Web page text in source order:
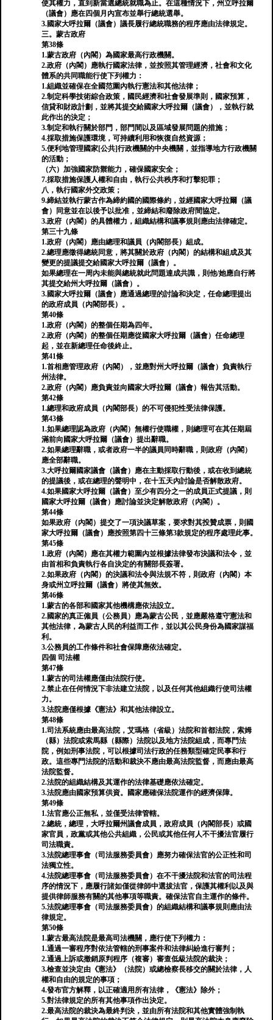
使其權力，直到新當選總統就職為止。在這種情況下，州立呼拉爾
（議會）應在四個月內宣布並舉行總統選舉。
3.國家大呼拉爾（議會）議長履行總統職務的程序應由法律規定。
三。蒙古政府
第38條
1.蒙古政府（內閣）為國家最高行政機關。
2.政府（內閣）應執行國家法律，並按照其管理經濟，社會和文化
體系的共同職能行使下列權力：
1.組織並確保在全國范圍內執行憲法和其他法律；
2.制定科學技術綜合政策，國民經濟和社會發展準則，國家預算，
信貸和財政計劃，並將其提交給國家大呼拉爾（議會），並執行就
此作出的決定；
3.制定和執行關於部門，部門間以及區域發展問題的措施；
4.採取措施保護環境，可持續利用和恢復自然資源；
5.便利地管理國家[公共]行政機關的中央機關，並指導地方行政機關
的活動；
（六）加強國家防禦能力，確保國家安全；
7.採取措施保護人權和自由，執行公共秩序和打擊犯罪；
八，執行國家外交政策；
9.締結並執行蒙古作為締約國的國際條約，並經國家大呼拉爾（議
會）同意並在以後予以批准，並締結和廢除政府間協定。
3.政府（內閣）的具體權力，組織結構和議事規則應由法律確定。
第三十九條
1.政府（內閣）應由總理和議員（內閣部長）組成。
2.總理應徵得總統同意，將其關於政府（內閣）的結構和組成及其
變更的提議提交給國家大呼拉爾（議會）。
如果總理在一周內未能與總統就此問題達成共識，則他/她應自行將
其提交給州大呼拉爾（議會）。
3.國家大呼拉爾（議會）應通過總理的討論和決定，任命總理提出
的政府成員（內閣部長）。
第40條
1.政府（內閣）的整個任期為四年。
2.政府（內閣）的整個任期應從國家大呼拉爾（議會）任命總理
起，並在新總理任命後終止。
第41條
1.首相應管理政府（內閣），並應對州大呼拉爾（議會）負責執行
州法律。
2.政府（內閣）應負責並向國家大呼拉爾（議會）報告其活動。
第42條
1.總理和政府成員（內閣部長）的不可侵犯性受法律保護。
第43條
1.如果總理認為政府（內閣）無權行使職權，則總理可在其任期屆
滿前向國家大呼拉爾（議會）提出辭職。
2.如果總理辭職，或者政府一半的議員同時辭職，則政府（內閣）
應全部辭職。
3.大呼拉爾國家議會（議會）應在主動採取行動後，或在收到總統
的提議後，或在總理的聲明中，在十五天內討論是否解散政府。
4.如果國家大呼拉爾（議會）至少有四分之一的成員正式提議，則
國家大呼拉爾（議會）應討論並決定解散政府（內閣）。
第44條
如果政府（內閣）提交了一項決議草案，要求對其投贊成票，則國
家大呼拉爾（議會）應按照第四十三條第3款規定的程序處理此事。
第45條
1.政府（內閣）應在其權力範圍內並根據法律發布決議和法令，並
由首相和負責執行各自決定的有關部長簽署。
2.如果政府（內閣）的決議和法令與法規不符，則政府（內閣）本
身或州立呼拉爾（議會）將使其無效。
第46條
1.蒙古的各部和國家其他機構應依法設立。
2.國家的真正僱員（公務員）應為蒙古公民，並應嚴格遵守憲法和
其他法律，為蒙古人民的利益而工作，並以其公民身份為國家謀福
利。
3.公務員的工作條件和社會保障應依法確定。
四個 司法權
第47條
1.蒙古的司法權應僅由法院行使。
2.禁止在任何情況下非法建立法院，以及任何其他組織行使司法權
力。
3.法院應僅根據《憲法》和其他法律設立。
第48條
1.司法系統應由最高法院，艾瑪格（省級）法院和首都法院，索姆
（縣）法院或索馬縣（縣際）法院以及地方法院組成，而專門法
院，例如刑事法院，可以根據司法行政的任務類型確定民事和行
政。這些專門法院的活動和裁決不應由最高法院監督，而應由最高
法院監督。
2.法院的組織結構及其運作的法律基礎應依法確定。
3.法院應由國家預算供資。國家應確保法院運作的經濟保障。
第49條
1.法官應公正無私，並僅受法律管轄。
2.總統，總理，大呼拉爾州議會成員，政府成員（內閣部長）或國
家官員，政黨或其他公共組織，公民或其他任何人不干擾法官履行
司法職責。
3.法院總理事會（司法服務委員會）應努力確保法官的公正性和司
法獨立性。
4.法院總理事會（司法服務委員會）在不干擾法院和法官的司法程
序的情況下，應履行諸如僅從律師中選拔法官，保護其權利以及與
提供律師服務有關的其他事項等職責。確保法官自主運作的條件。
5.法院總理事會（司法服務委員會）的組織結構和議事規則應由法
律規定。
第50條
1.蒙古最高法院是最高司法機關，應行使下列權力：
1.通過一審程序對依法管轄的刑事案件和法律糾紛進行審判；
2.通過上訴或撤銷原判程序（複審）審查低級法院的裁決；
3.檢查並決定由《憲法》（法院）或總檢察長移交的關於法律，人
權和自由的規定的事項；
4.發布官方解釋，以正確適用所有法律，《憲法》除外；
5.對法律規定的所有其他事項作出決定。
2.最高法院的裁決為最終判決，並由所有法院和其他實體強制執